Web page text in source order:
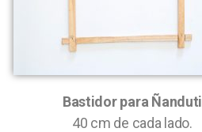
Bastidor para Ñanduti
40 cm de cada lado.